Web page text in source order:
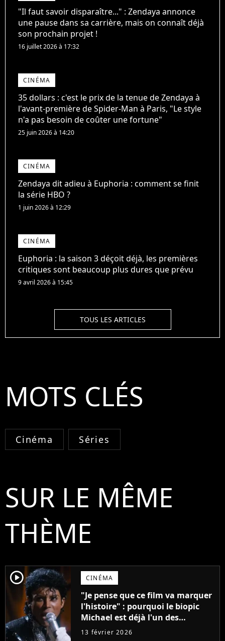
"Il faut savoir disparaître..." : Zendaya annonce
une pause dans sa carrière, mais on connaît déjà
son prochain projet !
16 juillet 2026 à 17:32
CINÉMA
35 dollars : c'est le prix de la tenue de Zendaya à
l'avant-première de Spider-Man à Paris, "Le style
n'a pas besoin de coûter une fortune"
25 juin 2026 à 14:20
CINÉMA
Zendaya dit adieu à Euphoria : comment se finit
la série HBO ?
1 juin 2026 à 12:29
CINÉMA
Euphoria : la saison 3 déçoit déjà, les premières
critiques sont beaucoup plus dures que prévu
9 avril 2026 à 15:45
TOUS LES ARTICLES
MOTS CLÉS
Cinéma Séries
SUR LE MÊME
THÈME
player2 CINÉMA
"Je pense que ce film va marquer
l'histoire" : pourquoi le biopic
Michael est déjà l'un des
événements cinéma les plus
13 février 2026